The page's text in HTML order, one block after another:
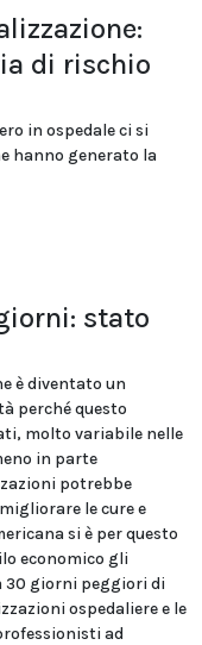
di rischio
in ospedale ci si
hanno generato la
stato
è diventato un
perché questo
molto variabile nelle
in parte
potrebbe
le cure e
si è per questo
economico gli
30 giorni peggiori di
ospedaliere e le
ad